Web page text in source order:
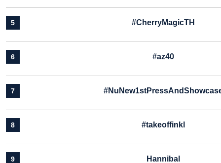
5 #CherryMagicTH
6 #az40
7
8 #takeoffinkl
9 Hannibal